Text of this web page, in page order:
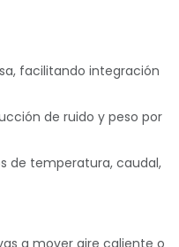
facilitando integración
de ruido y peso por
de temperatura, caudal,
a mover aire caliente o